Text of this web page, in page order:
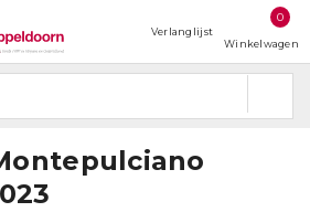
Verlanglijst
0
Winkelwagen